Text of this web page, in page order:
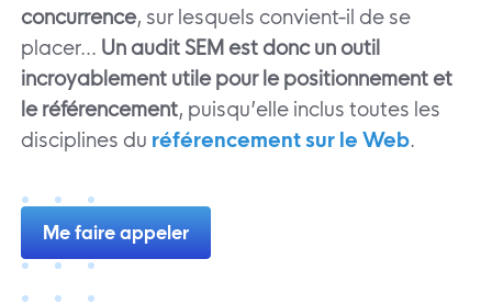
concurrence, sur lesquels convient-il de se
placer… Un audit SEM est donc un outil
incroyablement utile pour le positionnement et
le référencement, puisqu’elle inclus toutes les
disciplines du référencement sur le Web.
Me faire appeler